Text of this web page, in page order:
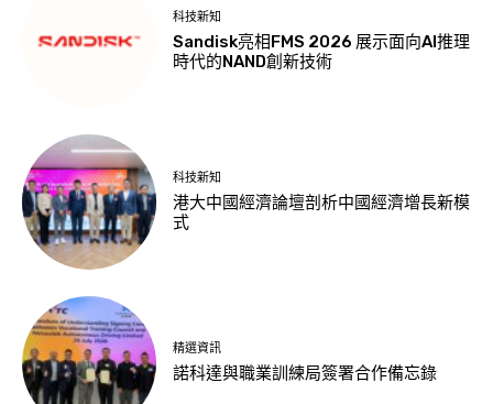
科技新知
Sandisk亮相FMS 2026 展示面向AI推理
時代的NAND創新技術
科技新知
港大中國經濟論壇剖析中國經濟增長新模
式
精選資訊
諾科達與職業訓練局簽署合作備忘錄